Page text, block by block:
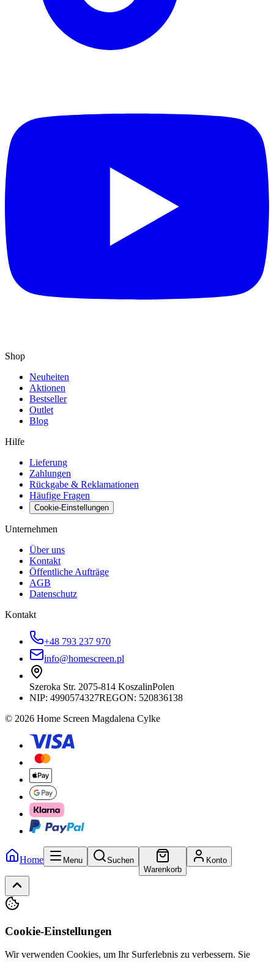
Shop
Neuheiten
Aktionen
Bestseller
Outlet
Blog
Hilfe
Lieferung
Zahlungen
Rückgabe & Reklamationen
Häufige Fragen
Cookie-Einstellungen
Unternehmen
Über uns
Kontakt
Öffentliche Aufträge
AGB
Datenschutz
Kontakt
+48 793 237 970
info@homescreen.pl
Szeroka Str. 2075-814 KoszalinPolen
NIP: 4990574327REGON: 520836138
© 2026 Home Screen Magdalena Cylke
Home Menu
Suchen
Warenkorb
Konto
Cookie-Einstellungen
Wir verwenden Cookies, um Ihr Surferlebnis zu verbessern. Sie